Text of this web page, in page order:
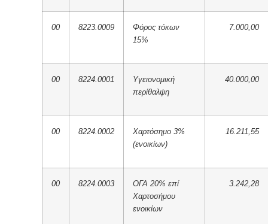
00 8223.0009
Φόρος τόκων
15%
7.000,00
00 8224.0001
Υγειονομική
περίθαλψη
40.000,00
00 8224.0002
Χαρτόσημο 3%
(ενοικίων)
16.211,55
00 8224.0003
ΟΓΑ 20% επί
Χαρτοσήμου
ενοικίων
3.242,28